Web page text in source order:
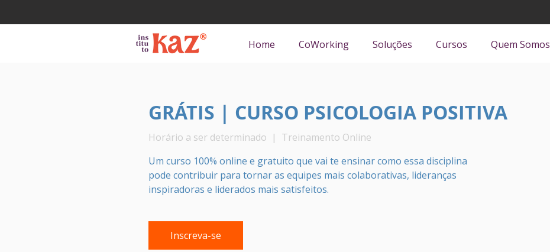
Home CoWorking Soluções Cursos Quem Somos
GRÁTIS | CURSO PSICOLOGIA POSITIVA
Horário a ser determinado
  |
Treinamento Online
Um curso 100% online e gratuito que vai te ensinar como essa disciplina
pode contribuir para tornar as equipes mais colaborativas, lideranças
inspiradoras e liderados mais satisfeitos.
Inscreva-se